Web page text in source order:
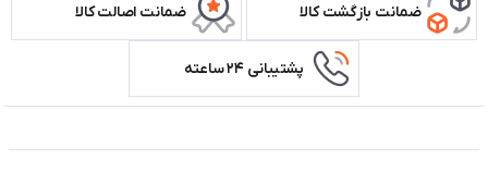
ضمانت بازگشت کالا ضمانت اصالت کالا
پشتیبانی ۲۴ ساعته